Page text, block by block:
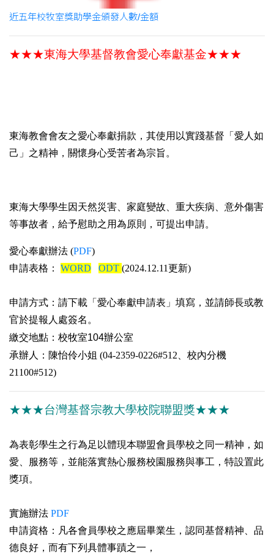
近五年校牧室獎助學金頒發人數/金額
★★★東海大學基督教會愛心奉獻基金★★★
東海教會會友之愛心奉獻捐款，其使用以實踐基督「愛人如
己」之精神，關懷身心受苦者為宗旨。
東海大學學生因天然災害、家庭變故、重大疾病、意外傷害
等事故者，給予慰助之用為原則，可提出申請。
愛心奉獻辦法 (PDF)
申請表格：
WORD ODT (2024.12.11更新)
申請方式：請下載「愛心奉獻申請表」填寫，並請師長或教
官於提報人處簽名。
繳交地點：校牧室104辦公室
承辦人：陳怡伶小姐 (04-2359-0226#512 、校內分機
21100#512)
★★★台灣基督宗教大學校院聯盟獎★★★
為表彰學生之行為足以體現本聯盟會員學校之同一精神，如
愛、服務等，並能落實熱心服務校園服務與事工，特設置此
獎項。
實施辦法 PDF
申請資格： 凡各會員學校之應屆畢業生，認同基督精神、品
德良好，而有下列具體事蹟之一，